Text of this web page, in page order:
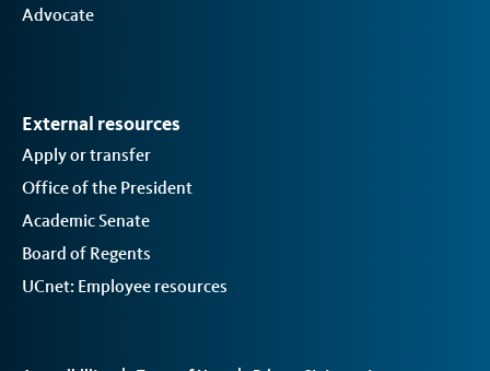
Advocate
External resources
Apply or transfer
Office of the President
Academic Senate
Board of Regents
UCnet: Employee resources